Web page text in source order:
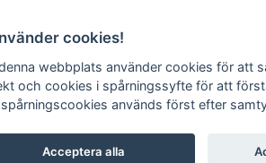
tidskrift
2023 2
cookies!
webbplats använder cookies för att
och cookies i spårningssyfte för att
används först efter
Acceptera alla